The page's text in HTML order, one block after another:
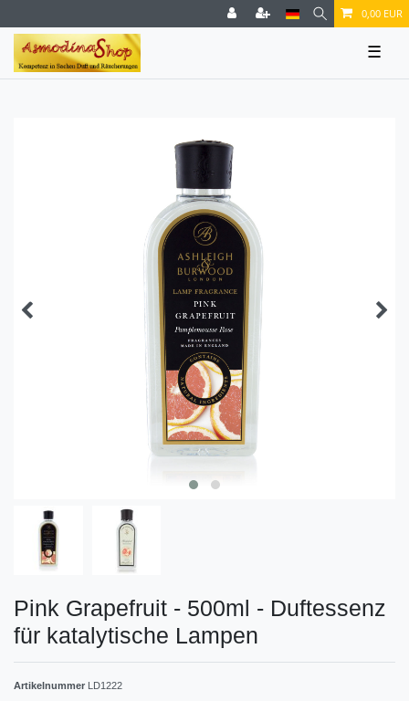
0,00 EUR
☰
Pink Grapefruit - 500ml - Duftessenz
für katalytische Lampen
Artikelnummer LD1222